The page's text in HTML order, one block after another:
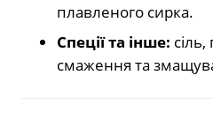
плавленого сирка.
Спеції та інше:
смаження та